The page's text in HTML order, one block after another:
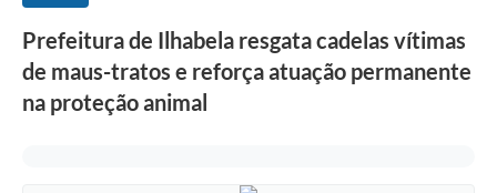
Prefeitura de Ilhabela resgata cadelas vítimas
de maus-tratos e reforça atuação permanente
na proteção animal